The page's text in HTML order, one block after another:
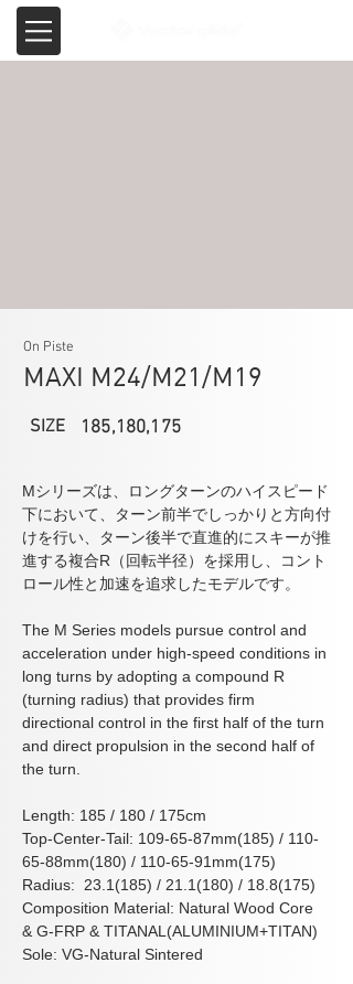
MAXI M24/M21/M19
On Piste
SIZE 185,180,175
Mシリーズは、ロングターンのハイスピード
下において、ターン前半でしっかりと方向付
けを行い、ターン後半で直進的にスキーが推
進する複合R （回転半径）を採用し、コント
ロール性と加速を追求したモデルです。
​The M Series models pursue control and
acceleration under high-speed conditions in
long turns by adopting a compound R
(turning radius) that provides firm
directional control in the first half of the turn
and direct propulsion in the second half of
the turn.
Length: 185 / 180 / 175cm
Top-Center-Tail: 109-65-87mm(185) / 110-
65-88mm(180) / 110-65-91mm(175)
Radius:
23.1 (185) / 21.1(180) / 18.8(175)
Composition Material: Natural Wood Core
& G-FRP & TITANAL(ALUMINIUM+TITAN)
Sole: VG-Natural Sintered